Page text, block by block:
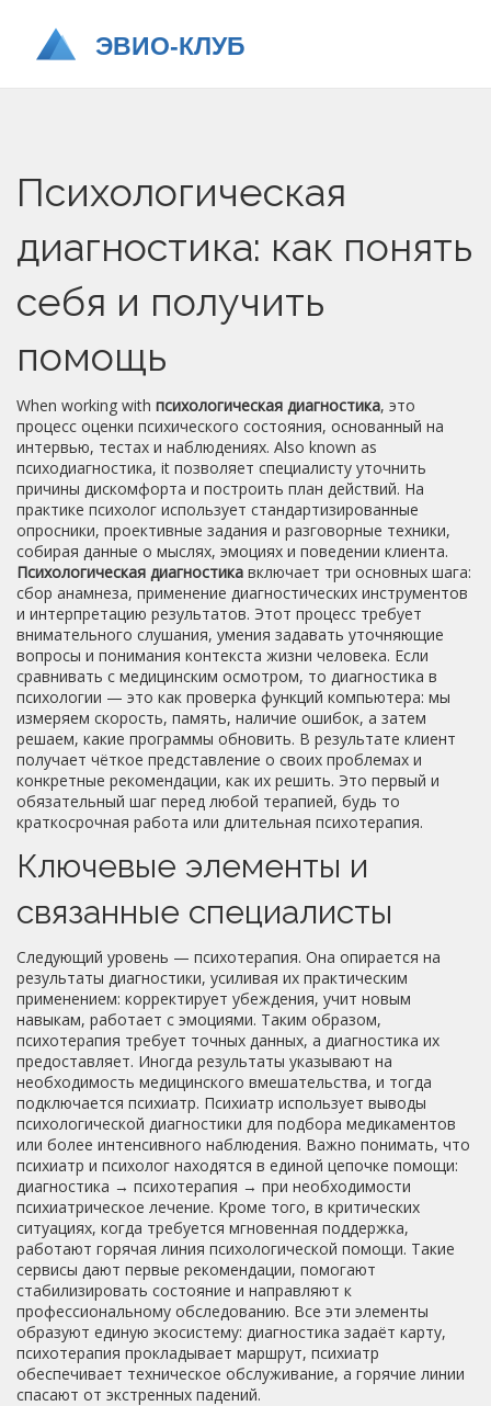
Психологическая
диагностика: как понять
себя и получить
помощь
When working with психологическая диагностика, это
процесс оценки психического состояния, основанный на
интервью, тестах и наблюдениях. Also known as
психодиагностика, it позволяет специалисту уточнить
причины дискомфорта и построить план действий. На
практике психолог использует стандартизированные
опросники, проективные задания и разговорные техники,
собирая данные о мыслях, эмоциях и поведении клиента.
Психологическая диагностика включает три основных шага:
сбор анамнеза, применение диагностических инструментов
и интерпретацию результатов. Этот процесс требует
внимательного слушания, умения задавать уточняющие
вопросы и понимания контекста жизни человека. Если
сравнивать с медицинским осмотром, то диагностика в
психологии — это как проверка функций компьютера: мы
измеряем скорость, память, наличие ошибок, а затем
решаем, какие программы обновить. В результате клиент
получает чёткое представление о своих проблемах и
конкретные рекомендации, как их решить. Это первый и
обязательный шаг перед любой терапией, будь то
краткосрочная работа или длительная психотерапия.
Ключевые элементы и
связанные специалисты
Следующий уровень — психотерапия. Она опирается на
результаты диагностики, усиливая их практическим
применением: корректирует убеждения, учит новым
навыкам, работает с эмоциями. Таким образом,
психотерапия требует точных данных, а диагностика их
предоставляет. Иногда результаты указывают на
необходимость медицинского вмешательства, и тогда
подключается психиатр. Психиатр использует выводы
психологической диагностики для подбора медикаментов
или более интенсивного наблюдения. Важно понимать, что
психиатр и психолог находятся в единой цепочке помощи:
диагностика → психотерапия → при необходимости
психиатрическое лечение. Кроме того, в критических
ситуациях, когда требуется мгновенная поддержка,
работают горячая линия психологической помощи. Такие
сервисы дают первые рекомендации, помогают
стабилизировать состояние и направляют к
профессиональному обследованию. Все эти элементы
образуют единую экосистему: диагностика задаёт карту,
психотерапия прокладывает маршрут, психиатр
обеспечивает техническое обслуживание, а горячие линии
спасают от экстренных падений.